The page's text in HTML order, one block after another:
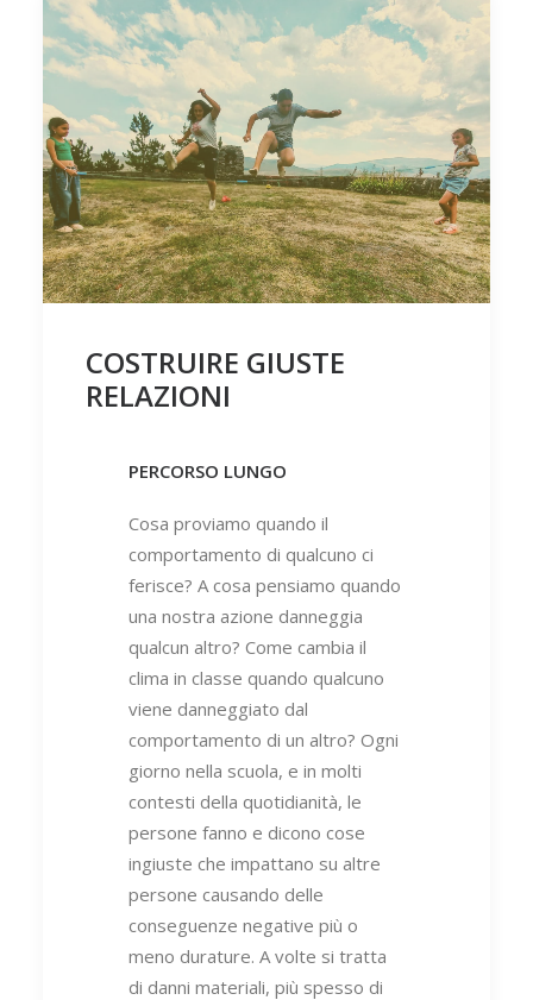
COSTRUIRE GIUSTE
RELAZIONI
PERCORSO LUNGO
Cosa proviamo quando il
comportamento di qualcuno ci
ferisce? A cosa pensiamo quando
una nostra azione danneggia
qualcun altro? Come cambia il
clima in classe quando qualcuno
viene danneggiato dal
comportamento di un altro? Ogni
giorno nella scuola, e in molti
contesti della quotidianità, le
persone fanno e dicono cose
ingiuste che impattano su altre
persone causando delle
conseguenze negative più o
meno durature. A volte si tratta
di danni materiali, più spesso di